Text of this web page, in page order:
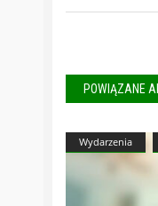
POWIĄZANE
Wydarzenia